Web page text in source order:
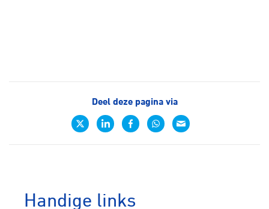
Deel deze pagina via
Handige links